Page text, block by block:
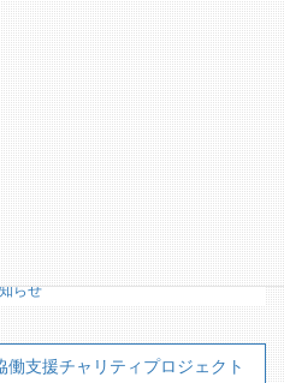
らせ
働支援チャリティプロジェクト